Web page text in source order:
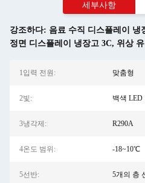
세부사항
강조하다: 음료 수직 디스플레이 냉
정면 디스플레이 냉장고 3C, 위상
1입력 전원: 맞춤형
2빛: 백색 LED
3냉각제: R290A
4온도 범위: -18~10℃
5선반: 5개의 층